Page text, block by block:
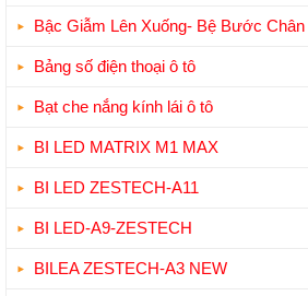
Bậc Giẫm Lên Xuống- Bệ Bước Chân
Bảng số điện thoại ô tô
Bạt che nắng kính lái ô tô
BI LED MATRIX M1 MAX
BI LED ZESTECH-A11
BI LED-A9-ZESTECH
BILEA ZESTECH-A3 NEW